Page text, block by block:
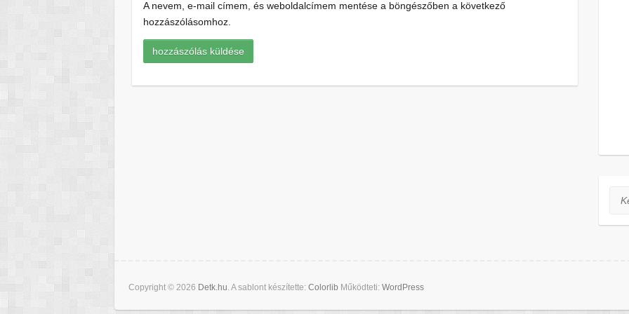
A nevem, e-mail címem, és weboldalcímem mentése a böngészőben a következő
hozzászólásomhoz.
Copyright © 2026 Detk.hu. A sablont készítette: Colorlib Működteti: WordPress